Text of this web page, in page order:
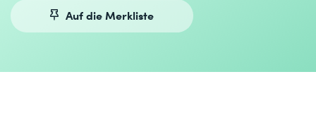
Auf die Merkliste